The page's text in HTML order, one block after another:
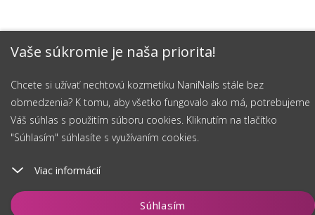
Vaše súkromie je naša priorita!
Chcete si užívať nechtovú kozmetiku NaniNails stále bez
obmedzenia? K tomu, aby všetko fungovalo ako má, potrebujeme
Váš súhlas s použitím súboru cookies. Kliknutím na tlačítko
"Súhlasím" súhlasíte s využívaním cookies.
Viac informácií
Súhlasím
Vložiť do košíka